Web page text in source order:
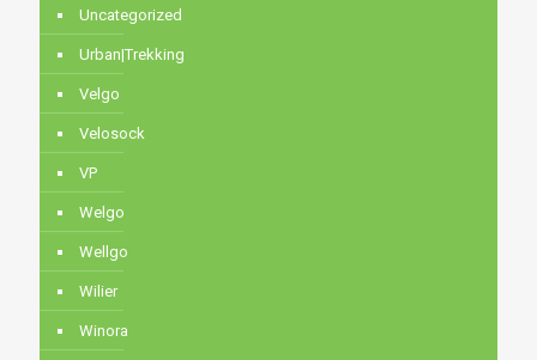
Uncategorized
Urban|Trekking
Velgo
Velosock
VP
Welgo
Wellgo
Wilier
Winora